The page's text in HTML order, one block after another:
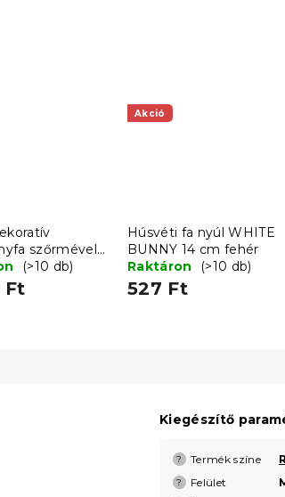
szőrmével
többféle
(>10 db)
Ft
Akció
Húsvéti fa nyúl WHITE
BUNNY 14 cm fehér
Raktáron
(>10 db)
527 Ft
Kiegészítő
? Termék színe
? Felület